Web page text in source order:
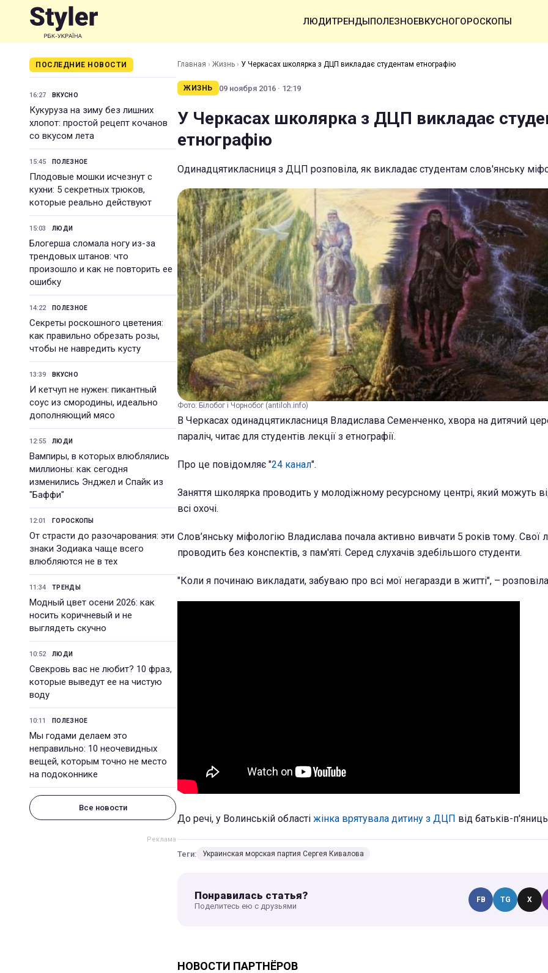
ЛЮДИТРЕНДЫПОЛЕЗНОЕВКУСНОГОРОСКОПЫ
ПОСЛЕДНИЕ НОВОСТИ
16:27 ВКУСНО
Кукуруза на зиму без лишних
хлопот: простой рецепт кочанов
со вкусом лета
15:45 ПОЛЕЗНОЕ
Плодовые мошки исчезнут с
кухни: 5 секретных трюков,
которые реально действуют
15:03 ЛЮДИ
Блогерша сломала ногу из-за
трендовых штанов: что
произошло и как не повторить ее
ошибку
14:22 ПОЛЕЗНОЕ
Секреты роскошного цветения:
как правильно обрезать розы,
чтобы не навредить кусту
13:39 ВКУСНО
И кетчуп не нужен: пикантный
соус из смородины, идеально
дополняющий мясо
12:55 ЛЮДИ
Вампиры, в которых влюблялись
миллионы: как сегодня
изменились Энджел и Спайк из
"Баффи"
12:01 ГОРОСКОПЫ
От страсти до разочарования: эти
знаки Зодиака чаще всего
влюбляются не в тех
11:34 ТРЕНДЫ
Модный цвет осени 2026: как
носить коричневый и не
выглядеть скучно
10:52 ЛЮДИ
Свекровь вас не любит? 10 фраз,
которые выведут ее на чистую
воду
10:11 ПОЛЕЗНОЕ
Мы годами делаем это
неправильно: 10 неочевидных
вещей, которым точно не место
на подоконнике
Все новости
Главная › Жизнь › У Черкасах школярка з ДЦП викладає студентам етнографію
ЖИЗНЬ 09 ноября 2016 · 12:19
У Черкасах школярка з ДЦП викладає
етнографію
Одинадцятикласниця з ДЦП розповіла, як викладає студентам слов'янську
Фото: Білобог і Чорнобог (antiloh.info)
В Черкасах одинадцятикласниця Владислава Семенченко, хвора на дитячий
параліч, читає для студентів лекції з етнографії.
Про це повідомляє "24 канал".
Заняття школярка проводить у молодіжному ресурсному центрі, який можуть
всі охочі.
Слов’янську міфологію Владислава почала активно вивчати 5 років тому. Свої
проводить без конспектів, з пам'яті. Серед слухачів здебільшого студенти.
"Коли я починаю викладати, забуваю про всі мої негаразди в житті", –
До речі, у Волинській області жінка врятувала дитину з ДЦП від батьків-
Теги: Украинская морская партия Сергея Кивалова
Понравилась статья?
Поделитесь ею с друзьями
FB TG X